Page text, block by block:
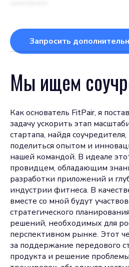
Запросить
Мы ищем
Как основатель FitPair, я
задачу ускорить этап
стартапа, найдя
поделиться опытом и
нашей командой. В идеале
провидцем, обладающим
разработки приложений и
индустрии фитнеса. В
вместе со мной будут
стратегического
решений, необходимых для
перспективном рынке. Этот
за поддержание передового
продукта и решение